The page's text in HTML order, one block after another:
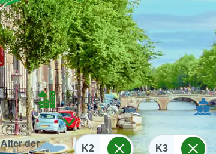
Städte
Alter der
K2 K3